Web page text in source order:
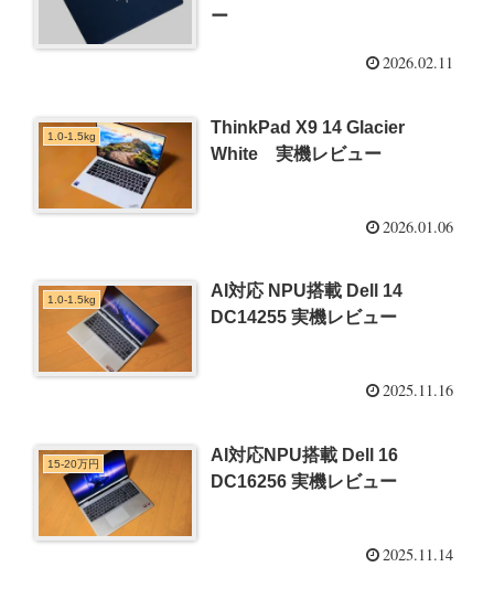
ー
2026.02.11
1.0-1.5kg
ThinkPad X9 14 Glacier
White 実機レビュー
2026.01.06
1.0-1.5kg
AI対応 NPU搭載 Dell 14
DC14255 実機レビュー
2025.11.16
15-20万円
AI対応NPU搭載 Dell 16
DC16256 実機レビュー
2025.11.14